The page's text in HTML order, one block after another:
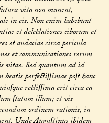
vita non manent,
in eis. Non enim habebunt
et delectationes ciborum et
et audaciae circa pericula
et communicationes rerum
vitae. Sed quantum ad id
perfectiſſimae poſt hanc
rectiſſima erit circa ea
ſtatum illum; et vis
ordinem rationis, in